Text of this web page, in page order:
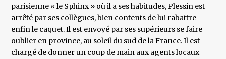
parisienne « le Sphinx » où il a ses habitudes, Plessin est
arrêté par ses collègues, bien contents de lui rabattre
enfin le caquet. Il est envoyé par ses supérieurs se faire
oublier en province, au soleil du sud de la France. Il est
chargé de donner un coup de main aux agents locaux